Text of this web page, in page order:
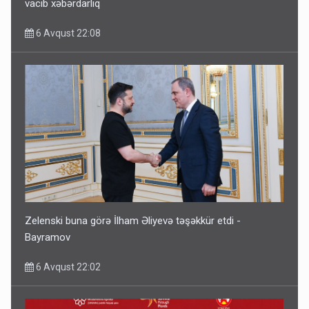
vacib xəbərdarlıq
6 Avqust 22:08
Zelenski buna görə İlham Əliyevə təşəkkür etdi -
Bayramov
6 Avqust 22:02